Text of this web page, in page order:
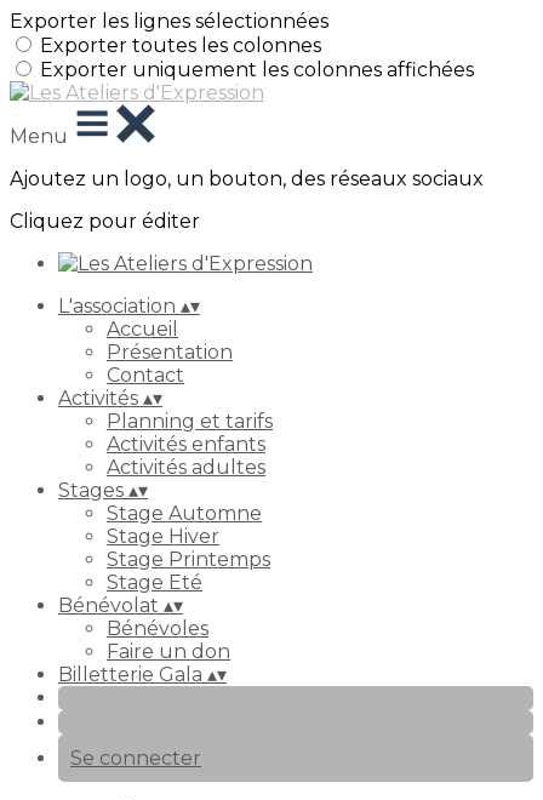
Exporter les lignes sélectionnées
Exporter toutes les colonnes
Exporter uniquement les colonnes affichées
Menu
Ajoutez un logo, un bouton, des réseaux sociaux
Cliquez pour éditer
L'association ▴▾
Accueil
Présentation
Contact
Activités ▴▾
Planning et tarifs
Activités enfants
Activités adultes
Stages ▴▾
Stage Automne
Stage Hiver
Stage Printemps
Stage Eté
Bénévolat ▴▾
Bénévoles
Faire un don
Billetterie Gala ▴▾
Se connecter